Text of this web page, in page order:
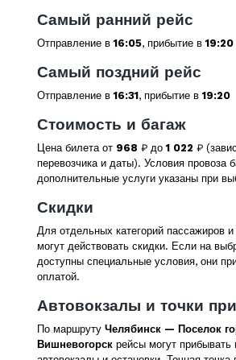
Самый ранний рейс
Отправление в16:05, прибытие в19:20
Самый поздний рейс
Отправление в16:31, прибытие в19:20
Стоимость и багаж
Цена билета от 968 ₽ до1 022 ₽
перевозчика и даты). Условия провоза
дополнительные услуги указаны при
Скидки
Для отдельных категорий пассажиров
могут действовать скидки. Если на
доступны специальные условия, они
оплатой.
Автовокзалы и точки
По маршруту Челябинск — Поселок
Вишневогорск рейсы могут прибывать